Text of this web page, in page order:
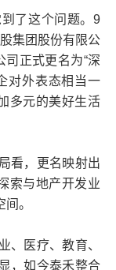
了这个问题。9
集团股份有限公
司正式更名为“深
对外表态相当一
多元的美好生活
看，更名映射出
索与地产开发业
。
医疗、教育、
，如今泰禾整合